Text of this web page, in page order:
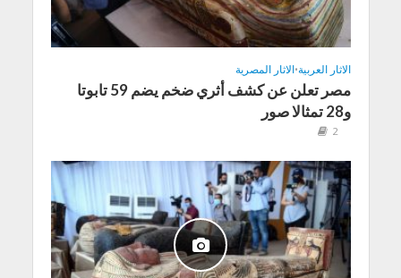
الاثار العربية•الاثار المصرية
مصر تعلن عن كشف أثري ضخم يضم 59 تابوتا
و28 تمثالا صور
2